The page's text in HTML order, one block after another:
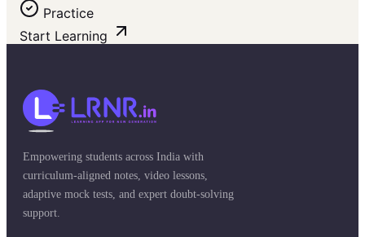
Practice
Start Learning
Empowering students across India with
curriculum-aligned notes, video lessons,
adaptive mock tests, and expert doubt-solving
support.